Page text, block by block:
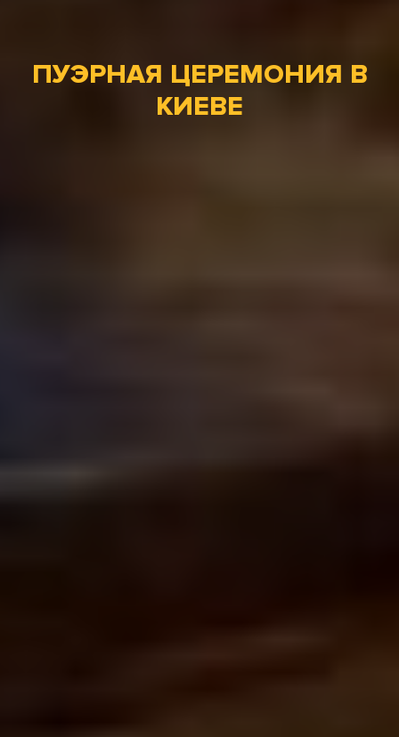
ПУЭРНАЯ ЦЕРЕМОНИЯ В
КИЕВЕ